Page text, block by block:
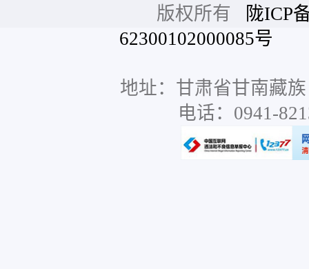
版权所有
陇ICP
62300102000085号
地址：甘肃省甘南藏
电话：0941-